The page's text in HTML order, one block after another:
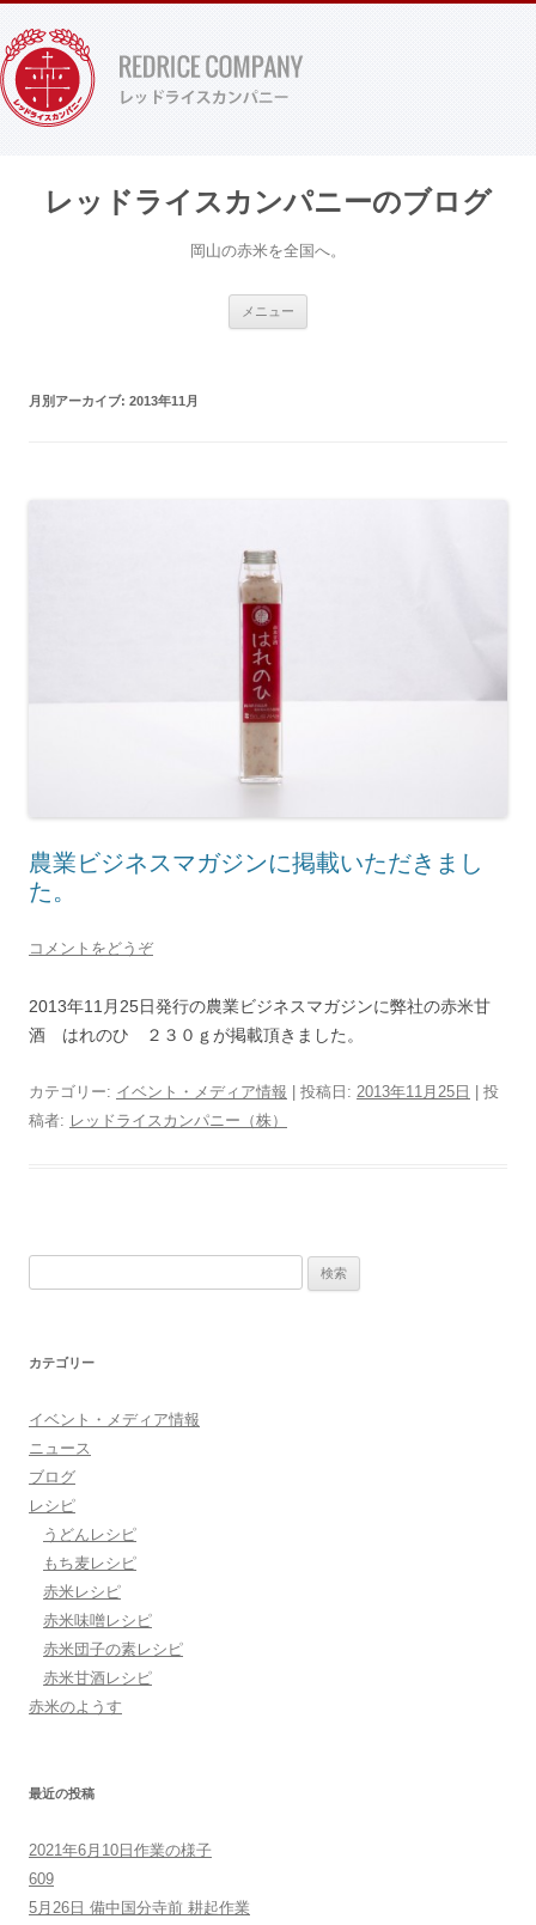
レッドライスカンパニーのブログ
岡山の赤米を全国へ。
メニュー
月別アーカイブ: 2013年11月
農業ビジネスマガジンに掲載いただきまし
た。
コメントをどうぞ
2013年11月25日発行の農業ビジネスマガジンに弊社の赤米甘
酒 はれのひ ２３０ｇが掲載頂きました。
カテゴリー: イベント・メディア情報 | 投稿日: 2013年11月25日
投
稿者: レッドライスカンパニー（株）
カテゴリー
イベント・メディア情報
ニュース
ブログ
レシピ
うどんレシピ
もち麦レシピ
赤米レシピ
赤米味噌レシピ
赤米団子の素レシピ
赤米甘酒レシピ
赤米のようす
最近の投稿
2021年6月10日作業の様子
609
5月26日 備中国分寺前 耕起作業